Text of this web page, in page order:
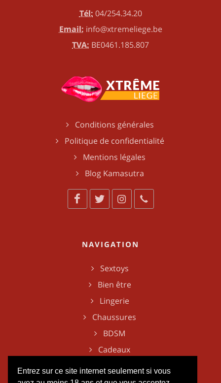
Entrez sur ce site internet seulement si vous
Tél: 04/254.34.20
Email: info@xtremeliege.be
TVA: BE0461.185.807
Conditions générales
Politique de confidentialité
Mentions légales
Blog Kamasutra
NAVIGATION
Sextoys
Bien être
Lingerie
Chaussures
BDSM
Cadeaux